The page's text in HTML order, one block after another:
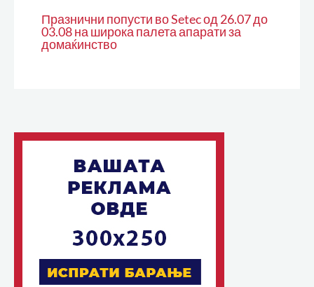
Празнични попусти во Setec од 26.07 до
03.08 на широка палета апарати за
домаќинство